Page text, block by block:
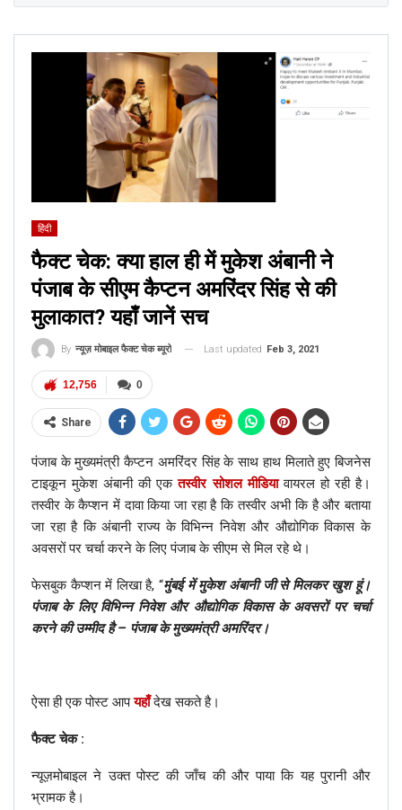
हिंदी
फैक्ट चेक: क्या हाल ही में मुकेश अंबानी ने
पंजाब के सीएम कैप्टन अमरिंदर सिंह से की
मुलाकात? यहाँ जानें सच
By न्यूज़ मोबाइल फैक्ट चेक ब्यूरो Last updated Feb 3, 2021
0
12,756
Share
पंजाब के मुख्यमंत्री कैप्टन अमरिंदर सिंह के साथ हाथ मिलाते हुए बिजनेस
टाइकून मुकेश अंबानी की एकतस्वीर सोशल मीडियावायरल हो रही है।
तस्वीर के कैप्शन में दावा किया जा रहा है कि तस्वीर अभी कि है और बताया
जा रहा है कि अंबानी राज्य के विभिन्न निवेश और औद्योगिक विकास के
अवसरों पर चर्चा करने के लिए पंजाब के सीएम से मिल रहे थे।
फेसबुक कैप्शन में लिखा है, “मुंबई में मुकेश अंबानी जी से मिलकर खुश हूं।
पंजाब के लिए विभिन्न निवेश और औद्योगिक विकास के अवसरों पर चर्चा
करने की उम्मीद है – पंजाब के मुख्यमंत्री अमरिंदर।
ऐसा ही एक पोस्ट आपयहाँदेख सकते है।
फैक्ट चेक :
न्यूज़मोबाइल ने उक्त पोस्ट की जाँच की और पाया कि यह पुरानी और
भ्रामक है।